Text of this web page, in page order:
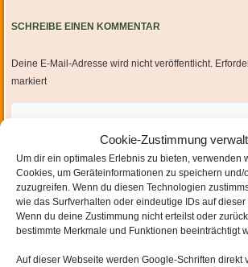
Cookie-Zustimmung
Um dir ein optimales Erlebnis zu bieten, verwenden
Cookies, um Geräteinformationen zu speichern und/
zuzugreifen. Wenn du diesen Technologien
wie das Surfverhalten oder eindeutige IDs auf dieser
Wenn du deine Zustimmung nicht erteilst oder
bestimmte Merkmale und Funktionen beeinträchtigt
Auf dieser Webseite werden Google-Schriften direkt
SCHREIBE EINEN KOMMENTAR
Deine E-Mail-Adresse wird nicht veröffentlicht.
markiert